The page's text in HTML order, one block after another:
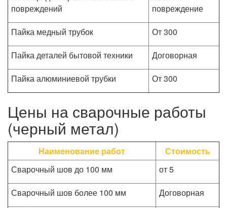
повреждений
повреждение
Пайка медный трубок
От 300
Пайка деталей бытовой техники
Договорная
Пайка алюминиевой трубки
От 300
Цены на сварочные работы
(черный метал)
Наименование работ
Стоимость
Сварочный шов до 100 мм
от 5
Сварочный шов более 100 мм
Договорная